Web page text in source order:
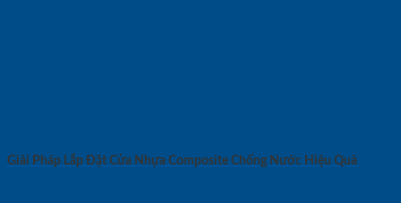
Giải Pháp Lắp Đặt Cửa Nhựa Composite Chống Nước Hiệu Quả